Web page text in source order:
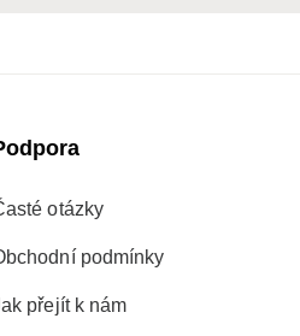
otázky
podmínky
přejít k nám